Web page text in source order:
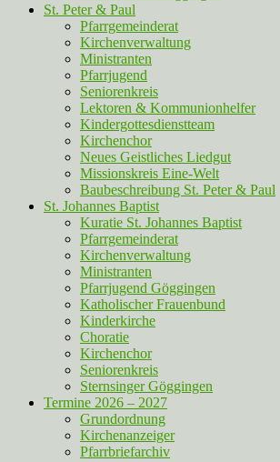
St. Peter & Paul
Pfarrgemeinderat
Kirchenverwaltung
Ministranten
Pfarrjugend
Seniorenkreis
Lektoren & Kommunionhelfer
Kindergottesdienstteam
Kirchenchor
Neues Geistliches Liedgut
Missionskreis Eine-Welt
Baubeschreibung St. Peter & Paul
St. Johannes Baptist
Kuratie St. Johannes Baptist
Pfarrgemeinderat
Kirchenverwaltung
Ministranten
Pfarrjugend Göggingen
Katholischer Frauenbund
Kinderkirche
Choratie
Kirchenchor
Seniorenkreis
Sternsinger Göggingen
Termine 2026 – 2027
Grundordnung
Kirchenanzeiger
Pfarrbriefarchiv